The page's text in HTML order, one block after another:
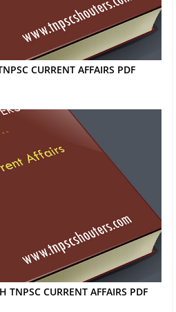
CURRENT AFFAIRS PDF
CURRENT AFFAIRS PDF